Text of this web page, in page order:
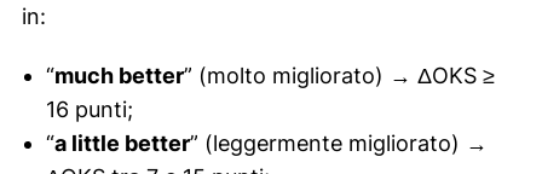
in:
“much better” (molto migliorato) → ΔOKS ≥
16 punti;
“a little better” (leggermente migliorato) →